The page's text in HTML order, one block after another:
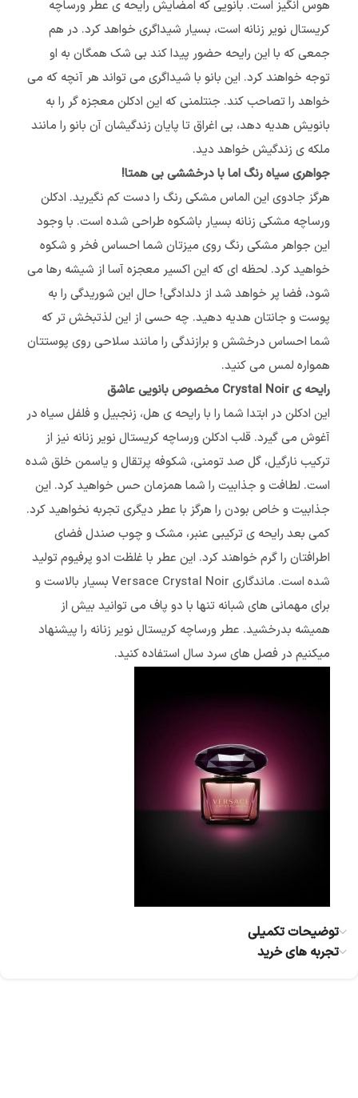
هوس انگیز است. بانویی که امضایش رایحه ی عطر ورساچه
کریستال نویر زنانه است، بسیار شیداگری خواهد کرد. در هم
جمعی که با این رایحه حضور پیدا کند بی شک همگان به او
توجه خواهند کرد. این بانو با شیداگری می تواند هر آنچه که می
خواهد را تصاحب کند. جنتلمنی که این ادکلن معجزه گر را به
بانویش هدیه دهد، بی اغراق تا پایان زندگیشان آن بانو را مانند
ملکه ی زندگیش خواهد دید.
جواهری سیاه رنگ اما با درخششی بی همتا!
هرگز جادوی این الماس مشکی رنگ را دست کم نگیرید. ادکلن
ورساچه مشکی زنانه بسیار باشکوه طراحی شده است. با وجود
این جواهر مشکی رنگ روی میزتان شما احساس فخر و شکوه
خواهید کرد. لحظه ای که این اکسیر معجزه آسا از شیشه رها می
شود، فضا پر خواهد شد از دلدادگی! حال این شوریدگی را به
پوست و جانتان هدیه دهید. چه حسی از این لذتبخش تر که
شما احساس درخشش و برازندگی را مانند سلاحی روی پوستتان
همواره لمس می کنید.
رایحه ی Crystal Noir مخصوص بانویی عاشق
این ادکلن در ابتدا شما را با رایحه ی هل، زنجبیل و فلفل سیاه در
آغوش می گیرد. قلب ادکلن ورساچه کریستال نویر زنانه نیز از
ترکیب نارگیل، گل صد تومنی، شکوفه پرتقال و یاسمن خلق شده
است. لطافت و جذابیت را شما همزمان حس خواهید کرد. این
جذابیت و خاص بودن را هرگز با عطر دیگری تجربه نخواهید کرد.
کمی بعد رایحه ی ترکیبی عنبر، مشک و چوب صندل فضای
اطرافتان را گرم خواهند کرد. این عطر با غلظت ادو پرفیوم تولید
شده است. ماندگاری Versace Crystal Noir بسیار بالاست و
برای مهمانی های شبانه تنها با دو پاف می توانید بیش از
همیشه بدرخشید. عطر ورساچه کریستال نویر زنانه را پیشنهاد
میکنیم در فصل های سرد سال استفاده کنید.
توضیحات تکمیلی
تجربه های خرید